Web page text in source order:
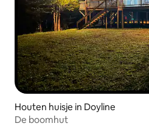
Houten huisje in Doyline
De boomhut